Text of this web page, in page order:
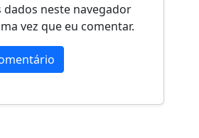
dados neste navegador
vez que eu comentar.